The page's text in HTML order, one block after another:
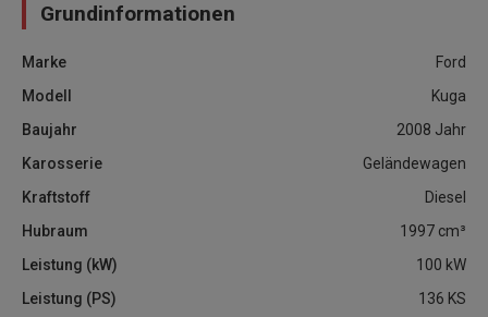
Grundinformationen
Marke
Ford
Modell
Kuga
Baujahr
2008 Jahr
Karosserie
Geländewagen
Kraftstoff
Diesel
Hubraum
1997 cm³
Leistung (kW)
100 kW
Leistung (PS)
136 KS